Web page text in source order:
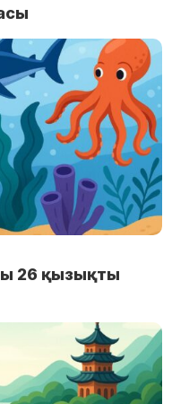
26 қызықты